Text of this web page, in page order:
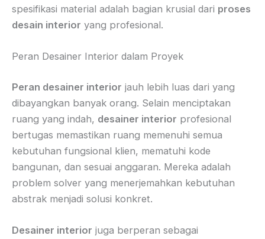
spesifikasi material adalah bagian krusial dari proses
desain interior yang profesional.
Peran Desainer Interior dalam Proyek
Peran desainer interior jauh lebih luas dari yang
dibayangkan banyak orang. Selain menciptakan
ruang yang indah, desainer interior profesional
bertugas memastikan ruang memenuhi semua
kebutuhan fungsional klien, mematuhi kode
bangunan, dan sesuai anggaran. Mereka adalah
problem solver yang menerjemahkan kebutuhan
abstrak menjadi solusi konkret.
Desainer interior juga berperan sebagai